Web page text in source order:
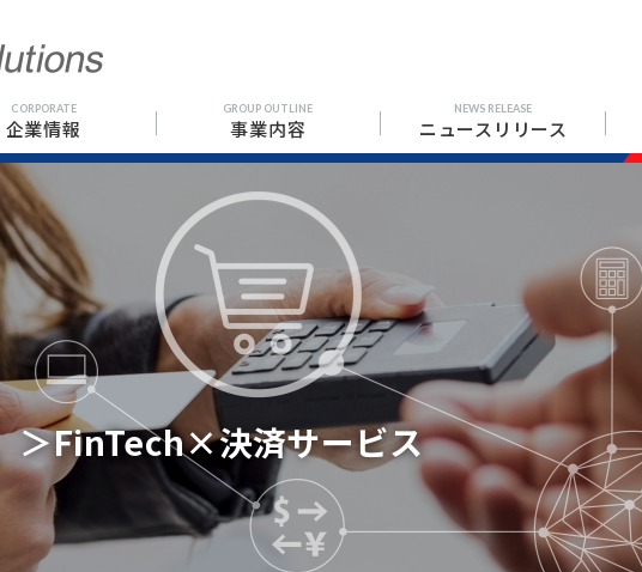
CORPORATE
企業情報
GROUP OUTLINE
事業内容
NEWS RELEASE
ニュースリリース
＞FinTech×決済サービス